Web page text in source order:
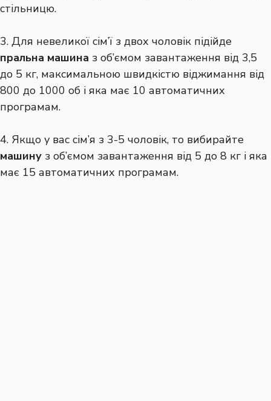
стільницю.
3. Для невеликої сім’ї з двох чоловік підійде
пральна машина з об’ємом завантаження від 3,5
до 5 кг, максимальною швидкістю віджимання від
800 до 1000 об і яка має 10 автоматичних
програмам.
4. Якщо у вас сім’я з 3-5 чоловік, то вибирайте
машину з об’ємом завантаження від 5 до 8 кг і яка
має 15 автоматичних програмам.